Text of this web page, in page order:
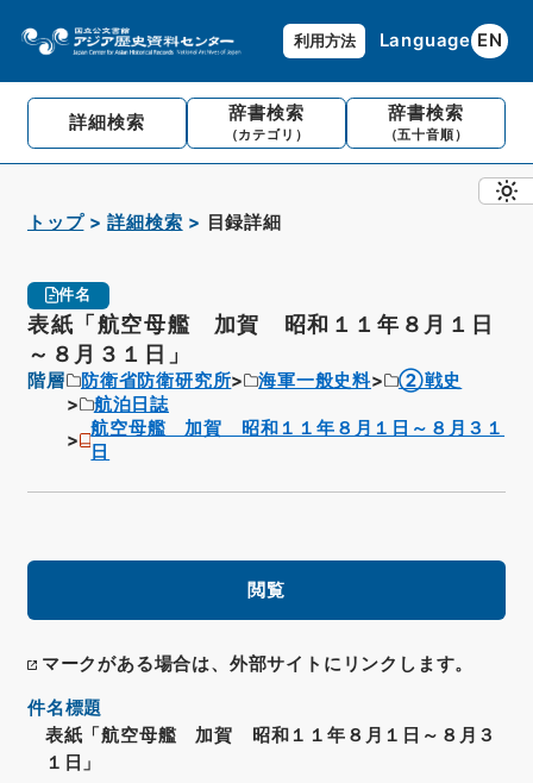
利用方法 Language EN
詳細検索 辞書検索
（カテゴリ）
辞書検索
（五十音順）
トップ 詳細検索 目録詳細
件名
表紙「航空母艦 加賀 昭和１１年８月１日
～８月３１日」
階層 防衛省防衛研究所 海軍一般史料
②戦史
航泊日誌
航空母艦 加賀 昭和１１年８月１日～８月３１
日
閲覧
マークがある場合は、外部サイトにリンクします。
件名標題
表紙「航空母艦 加賀 昭和１１年８月１日～８月３
１日」